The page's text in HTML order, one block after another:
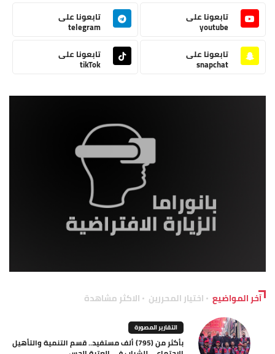
تابعونا على
youtube
تابعونا على
telegram
تابعونا على
snapchat
تابعونا على
tikTok
آخر المواضيع اختيار المحررين الاكثر مشاهدة
التقارير المصورة
بأكثر من (795) ألف مستفيد.. قسم التنمية والتأهيل